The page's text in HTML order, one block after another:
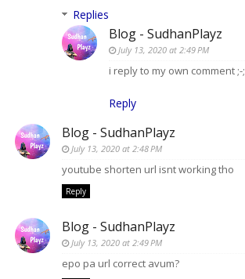
Replies
Blog - SudhanPlayz
July 13, 2020 at 2:49 PM
i reply to my own comment ;-;
Reply
Blog - SudhanPlayz
July 13, 2020 at 2:48 PM
youtube shorten url isnt working tho
Reply
Blog - SudhanPlayz
July 13, 2020 at 2:49 PM
epo pa url correct avum?